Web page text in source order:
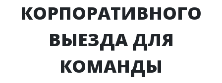
КОРПОРАТИВНОГО
ВЫЕЗДА ДЛЯ
КОМАНДЫ